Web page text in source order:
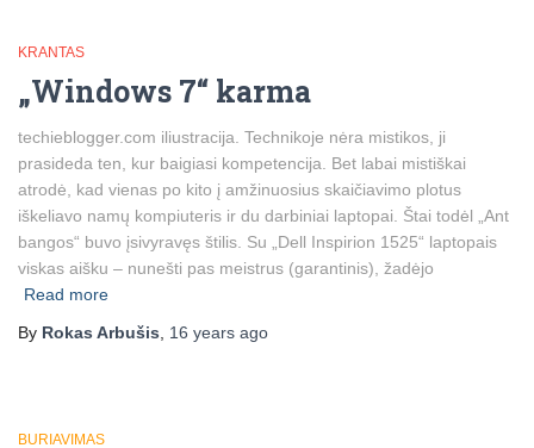
KRANTAS
„Windows 7“ karma
techieblogger.com iliustracija. Technikoje nėra mistikos, ji
prasideda ten, kur baigiasi kompetencija. Bet labai mistiškai
atrodė, kad vienas po kito į amžinuosius skaičiavimo plotus
iškeliavo namų kompiuteris ir du darbiniai laptopai. Štai todėl „Ant
bangos“ buvo įsivyravęs štilis. Su „Dell Inspirion 1525“ laptopais
viskas aišku – nunešti pas meistrus (garantinis), žadėjo
Read more
By Rokas Arbušis 16 years ago
BURIAVIMAS